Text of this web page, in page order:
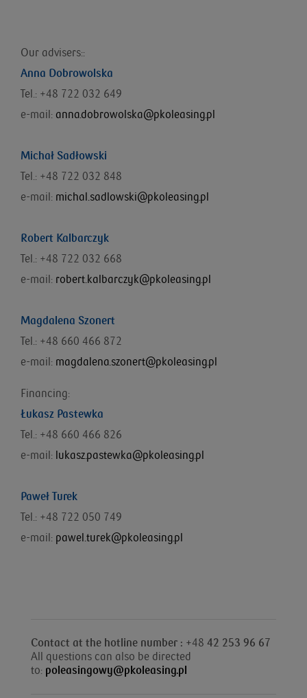
Our advisers::
Anna Dobrowolska
Tel.: +48 722 032 649
e-mail: anna.dobrowolska@pkoleasing.pl
Michał Sadłowski
Tel.: +48 722 032 848
e-mail: michal.sadlowski@pkoleasing.pl
Robert Kalbarczyk
Tel.: +48 722 032 668
e-mail: robert.kalbarczyk@pkoleasing.pl
Magdalena Szonert
Tel.: +48 660 466 872
e-mail: magdalena.szonert@pkoleasing.pl
Financing:
Łukasz Pastewka
Tel.: +48 660 466 826
e-mail: lukasz.pastewka@pkoleasing.pl
Paweł Turek
Tel.: +48 722 050 749
e-mail: pawel.turek@pkoleasing.pl
Contact at the hotline number : +48 42 253 96 67
All questions can also be directed
to: poleasingowy@pkoleasing.pl